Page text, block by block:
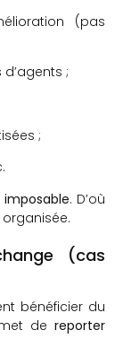
(pas
;
;
. D’où
(cas
bénéficier du
dereporter